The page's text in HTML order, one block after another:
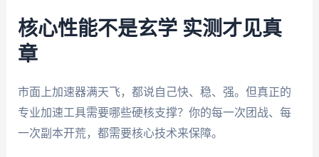
核心性能不是玄学 实测才见真
章
市面上加速器满天飞，都说自己快、稳、强。但真正的
专业加速工具需要哪些硬核支撑？你的每一次团战、每
一次副本开荒，都需要核心技术来保障。